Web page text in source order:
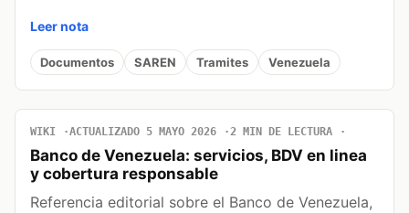
Leer nota
Documentos SAREN Tramites Venezuela
WIKI ACTUALIZADO 5 MAYO 2026 2 MIN DE LECTURA
Banco de Venezuela: servicios, BDV en linea
y cobertura responsable
Referencia editorial sobre el Banco de Venezuela,